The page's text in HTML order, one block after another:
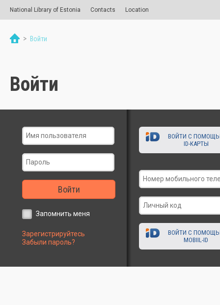
National Library of Estonia Contacts Location
> Войти
Войти
Войти
Запомнить меня
Зарегистрируйтесь
Забыли пароль?
ВОЙТИ С
ID-КАРТЫ
ВОЙТИ С
MOBIIL-ID